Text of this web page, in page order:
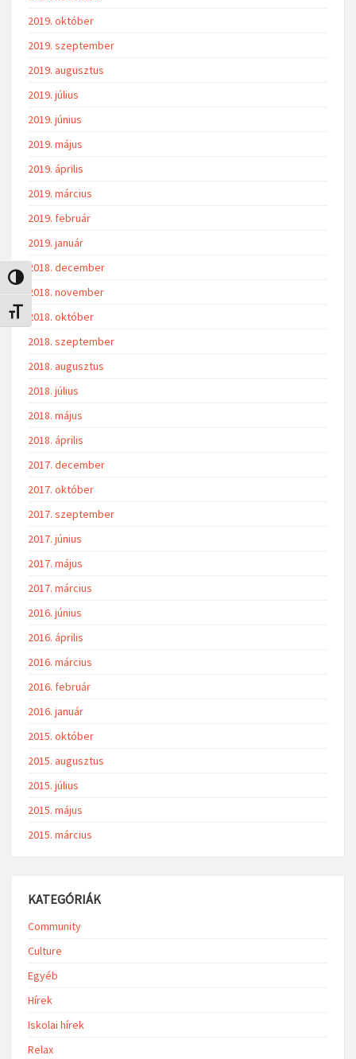
Nagy kontraszt váltása
Betűméret váltása
2019. október
2019. szeptember
2019. augusztus
2019. július
2019. június
2019. május
2019. április
2019. március
2019. február
2019. január
2018. december
2018. november
2018. október
2018. szeptember
2018. augusztus
2018. július
2018. május
2018. április
2017. december
2017. október
2017. szeptember
2017. június
2017. május
2017. március
2016. június
2016. április
2016. március
2016. február
2016. január
2015. október
2015. augusztus
2015. július
2015. május
2015. március
KATEGÓRIÁK
Community
Culture
Egyéb
Hírek
Iskolai hírek
Relax